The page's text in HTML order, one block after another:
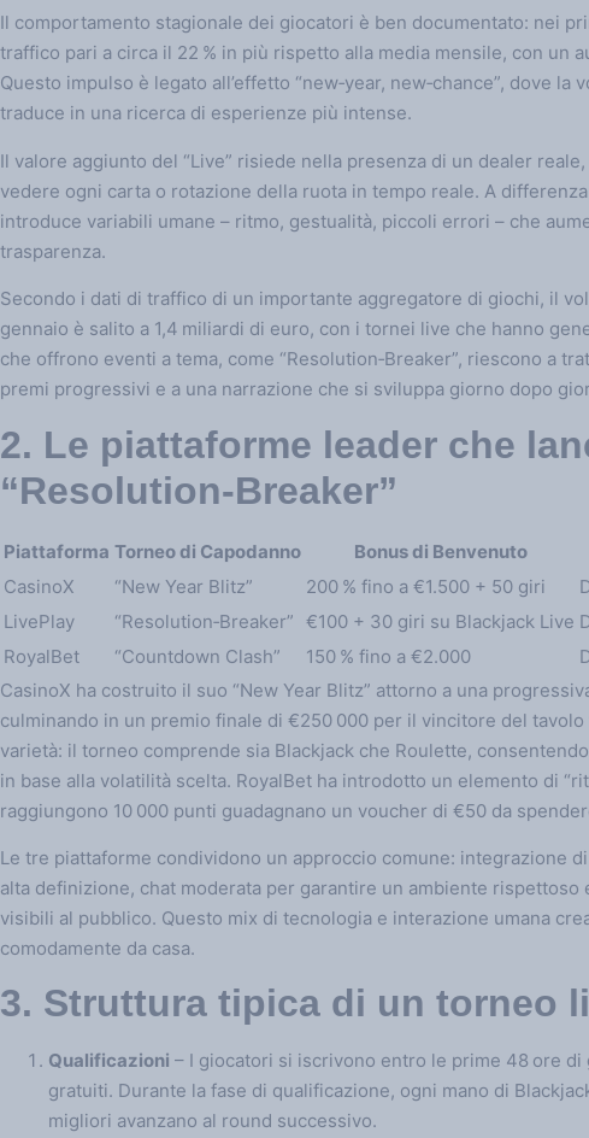
Il comportamento stagionale dei giocatori è ben documentato: nei
traffico pari a circa il 22 % in più rispetto alla media mensile, con un
Questo impulso è legato all’effetto “new‑year, new‑chance”, dove
traduce in una ricerca di esperienze più intense.
Il valore aggiunto del “Live” risiede nella presenza di un dealer
vedere ogni carta o rotazione della ruota in tempo reale. A
introduce variabili umane – ritmo, gestualità, piccoli errori – che
trasparenza.
Secondo i dati di traffico di un importante aggregatore di giochi, il
gennaio è salito a 1,4 miliardi di euro, con i tornei live che hanno
che offrono eventi a tema, come “Resolution‑Breaker”, riescono a
premi progressivi e a una narrazione che si sviluppa giorno dopo
2. Le piattaforme leader che
“Resolution‑Breaker”
Piattaforma Torneo di Capodanno Bonus di Benvenuto
CasinoX
“New Year Blitz” 200 % fino a €1.500 + 50 giri
LivePlay
“Resolution‑Breaker” €100 + 30 giri su Blackjack Live
RoyalBet
“Countdown Clash” 150 % fino a €2.000
CasinoX ha costruito il suo “New Year Blitz” attorno a una
culminando in un premio finale di €250 000 per il vincitore del
varietà: il torneo comprende sia Blackjack che Roulette,
in base alla volatilità scelta. RoyalBet ha introdotto un elemento di
raggiungono 10 000 punti guadagnano un voucher di €50 da
Le tre piattaforme condividono un approccio comune: integrazione
alta definizione, chat moderata per garantire un ambiente
visibili al pubblico. Questo mix di tecnologia e interazione umana
comodamente da casa.
3. Struttura tipica di un torneo
Qualificazioni – I giocatori si iscrivono entro le prime 48 ore
gratuiti. Durante la fase di qualificazione, ogni mano di
migliori avanzano al round successivo.